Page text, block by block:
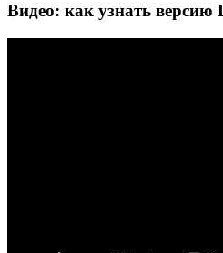
Видео: как узнать версию